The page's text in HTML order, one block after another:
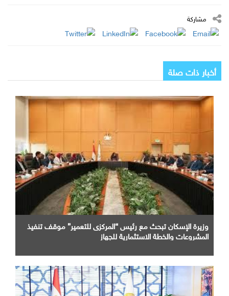
مشاركة
أخبار ذات صلة
وزيرة الإسكان تبحث مع رئيس “المركزى للتعمير” موقف تنفيذ
المشروعات والخطة الاستثمارية للجهاز